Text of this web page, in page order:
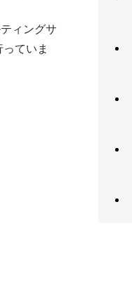
ィングサ
ていま